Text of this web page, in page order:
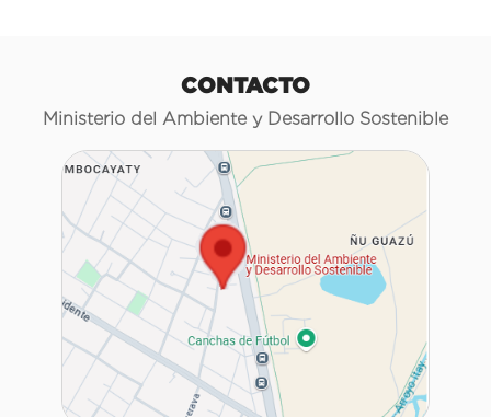
CONTACTO
Ministerio del Ambiente y Desarrollo Sostenible